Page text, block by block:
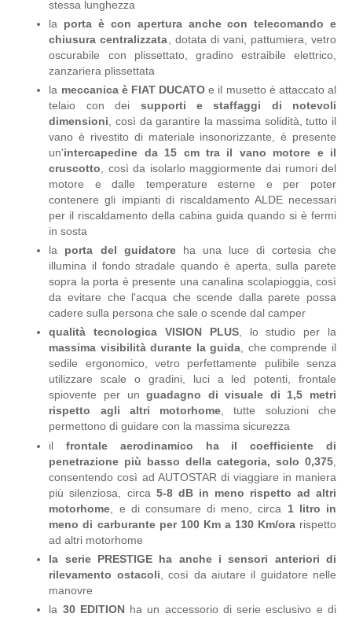
stessa lunghezza
la porta è con apertura anche con telecomando e
chiusura centralizzata , dotata di vani, pattumiera, vetro
oscurabile con plissettato, gradino estraibile elettrico,
zanzariera plissettata
la meccanica è FIAT DUCATO e il musetto è attaccato al
telaio con dei supporti e staffaggi di notevoli
dimensioni , così da garantire la massima solidità, tutto il
vano è rivestito di materiale insonorizzante, è presente
un'intercapedine da 15 cm tra il vano motore e il
cruscotto , così da isolarlo maggiormente dai rumori del
motore e dalle temperature esterne e per poter
contenere gli impianti di riscaldamento ALDE necessari
per il riscaldamento della cabina guida quando si è fermi
in sosta
la porta del guidatoreha una luce di cortesia che
illumina il fondo stradale quando è aperta, sulla parete
sopra la porta è presente una canalina scolapioggia, così
da evitare che l'acqua che scende dalla parete possa
cadere sulla persona che sale o scende dal camper
qualità tecnologica VISION PLUS, lo studio per la
massima visibilità durante la guida, che comprende il
sedile ergonomico, vetro perfettamente pulibile senza
utilizzare scale o gradini, luci a led potenti, frontale
spiovente per unguadagno di visuale di 1,5 metri
rispetto agli altri motorhome, tutte soluzioni che
permettono di guidare con la massima sicurezza
ilfrontale aerodinamico ha il coefficiente di
penetrazione più basso della categoria, solo 0,375
consentendo così ad AUTOSTAR di viaggiare in maniera
più silenziosa, circa 5-8 dB in meno rispetto ad altri
motorhome , e di consumare di meno, circa 1 litro in
meno di carburante per 100 Km a 130 Km/orarispetto
ad altri motorhome
la serie PRESTIGE ha anche i sensori anteriori di
rilevamento ostacoli , così da aiutare il guidatore nelle
manovre
la 30 EDITIONha un accessorio di serie esclusivo e di